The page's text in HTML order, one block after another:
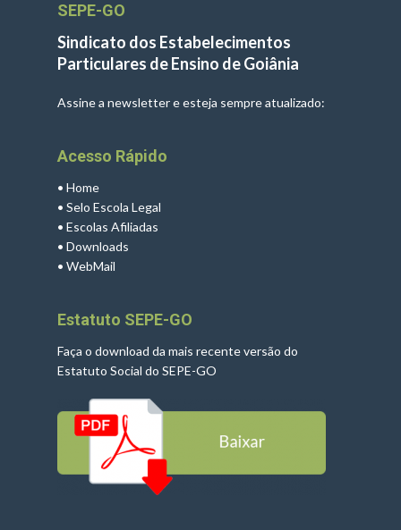
SEPE-GO
Sindicato dos Estabelecimentos
Particulares de Ensino de Goiânia
Assine a newsletter e esteja sempre atualizado:
Acesso Rápido
• Home
• Selo Escola Legal
• Escolas Afiliadas
• Downloads
• WebMail
Estatuto SEPE-GO
Faça o download da mais recente versão do
Estatuto Social do SEPE-GO